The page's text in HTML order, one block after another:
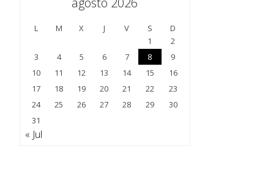
L M X J V S
D
1
2
3
4 5 6 7 8
9
10
11 12 13 14 15
16
17
18 19 20 21 22
23
24
25 26 27 28 29
30
31
« Jul